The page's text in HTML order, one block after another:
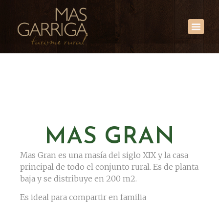
MAS GRAN
Mas Gran es una masía del siglo XIX y la casa
principal de todo el conjunto rural. Es de planta
baja y se distribuye en 200 m2.
Es ideal para compartir en familia